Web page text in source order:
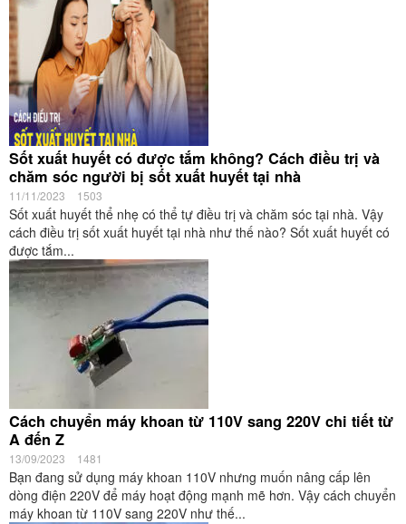
Sốt xuất huyết có được tắm không? Cách điều trị và
chăm sóc người bị sốt xuất huyết tại nhà
11/11/2023 1503
Sốt xuất huyết thể nhẹ có thể tự điều trị và chăm sóc tại nhà. Vậy
cách điều trị sốt xuất huyết tại nhà như thế nào? Sốt xuất huyết có
được tắm...
Cách chuyển máy khoan từ 110V sang 220V chi tiết từ
A đến Z
13/09/2023 1481
Bạn đang sử dụng máy khoan 110V nhưng muốn nâng cấp lên
dòng điện 220V để máy hoạt động mạnh mẽ hơn. Vậy cách chuyển
máy khoan từ 110V sang 220V như thế...